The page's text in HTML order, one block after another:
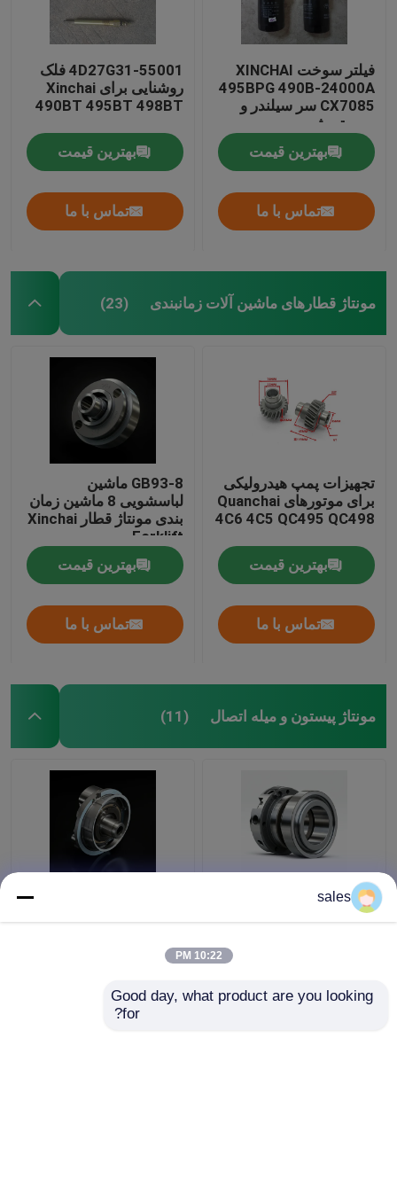
فیلتر سوخت XINCHAI
495BPG 490B-24000A
CX7085 سر سیلندر و
سیستم شیر
بهترین قیمت
تماس با ما
4D27G31-55001 فلک
روشنایی برای Xinchai
490BT 495BT 498BT
بهترین قیمت
تماس با ما
مونتاژ قطارهای ماشین آلات زمانبندی (23)
تجهیزات پمپ هیدرولیکی
برای موتورهای Quanchai
4C6 4C5 QC495 QC498
بهترین قیمت
تماس با ما
GB93-8 ماشین
لباسشویی 8 ماشین زمان
بندی مونتاژ قطار Xinchai
Forklift
بهترین قیمت
تماس با ما
مونتاژ پیستون و میله اتصال (11)
فشرده سازی دوم برای
sales
10:22 PM
Good day, what product are you looking
for?